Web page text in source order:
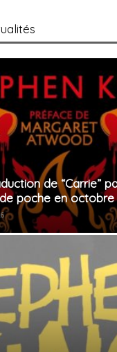
de “Carrie”
poche en octobre